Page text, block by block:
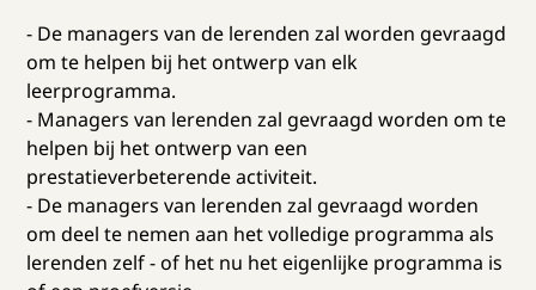
- De managers van de lerenden zal worden gevraagd
om te helpen bij het ontwerp van elk
leerprogramma.
- Managers van lerenden zal gevraagd worden om te
helpen bij het ontwerp van een
prestatieverbeterende activiteit.
- De managers van lerenden zal gevraagd worden
om deel te nemen aan het volledige programma als
lerenden zelf - of het nu het eigenlijke programma is